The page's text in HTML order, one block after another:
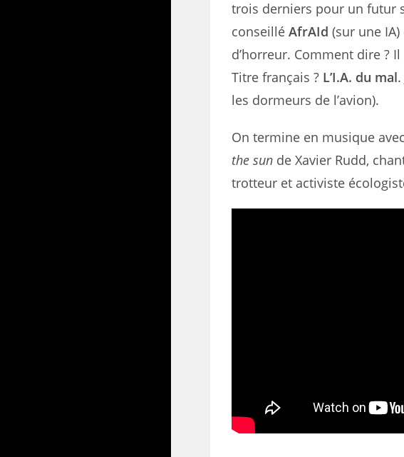
trois derniers pour un futur
conseilléAfrAId (sur une
d’horreur. Comment dire ?
Titre français ? L’I.A. du mal
les dormeurs de l’avion).
On termine en musique
the sun de Xavier Rudd,
trotteur et activiste